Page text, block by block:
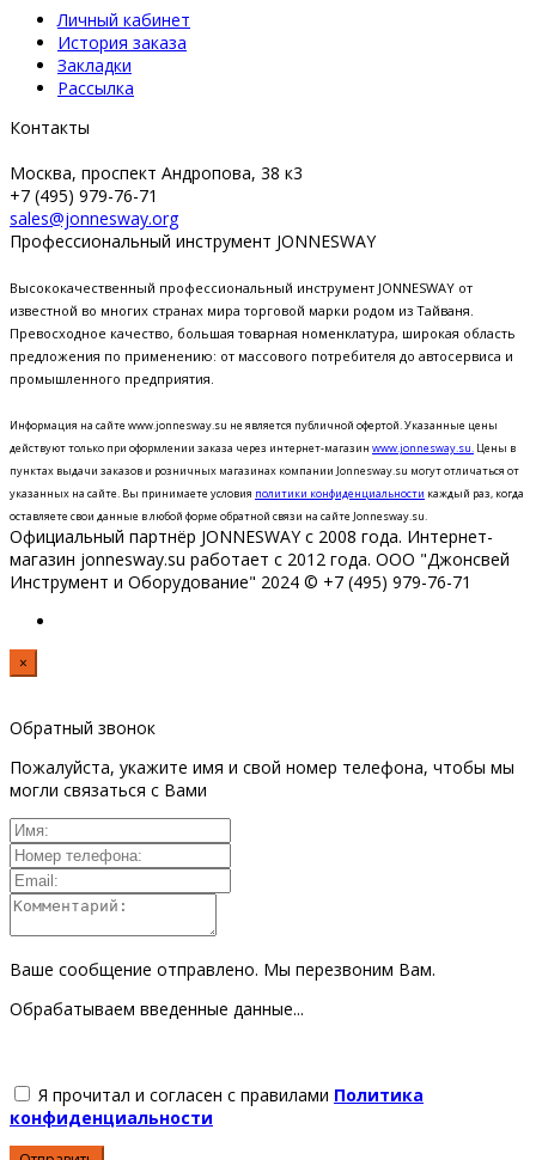
Личный кабинет
История заказа
Закладки
Рассылка
Контакты
Москва, проспект Андропова, 38 к3
+7 (495) 979-76-71
sales@jonnesway.org
Профессиональный инструмент JONNESWAY
Высококачественный профессиональный инструмент JONNESWAY от
известной во многих странах мира торговой марки родом из Тайваня.
Превосходное качество, большая товарная номенклатура, широкая область
предложения по применению: от массового потребителя до автосервиса и
промышленного предприятия.
Информация на сайте www.jonnesway.su не является публичной офертой. Указанные цены
действуют только при оформлении заказа через интернет-магазин www.jonnesway.su. Цены в
пунктах выдачи заказов и розничных магазинах компании Jonnesway.su могут отличаться от
указанных на сайте. Вы принимаете условия политики конфиденциальности каждый раз, когда
оставляете свои данные в любой форме обратной связи на сайте Jonnesway.su.
Официальный партнёр JONNESWAY с 2008 года. Интернет-
магазин jonnesway.su работает с 2012 года. ООО "Джонсвей
Инструмент и Оборудование" 2024 © +7 (495) 979-76-71
×
Обратный звонок
Пожалуйста, укажите имя и свой номер телефона, чтобы мы
могли связаться с Вами
Ваше сообщение отправлено. Мы перезвоним Вам.
Обрабатываем введенные данные...
Я прочитал и согласен с правилами Политика
конфиденциальности